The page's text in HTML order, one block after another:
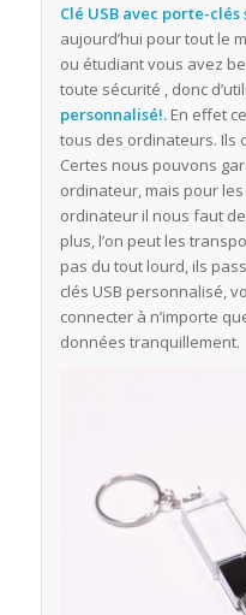
Clé USB avec porte-clés
aujourd’hui pour tout le
ou étudiant vous avez
toute sécurité , donc
personnalisé!.En effet
tous des ordinateurs. Ils
Certes nous pouvons
ordinateur, mais pour
ordinateur il nous faut
plus, l’on peut les
pas du tout lourd, ils
clés USB personnalisé,
connecter à n’importe
données tranquillement.